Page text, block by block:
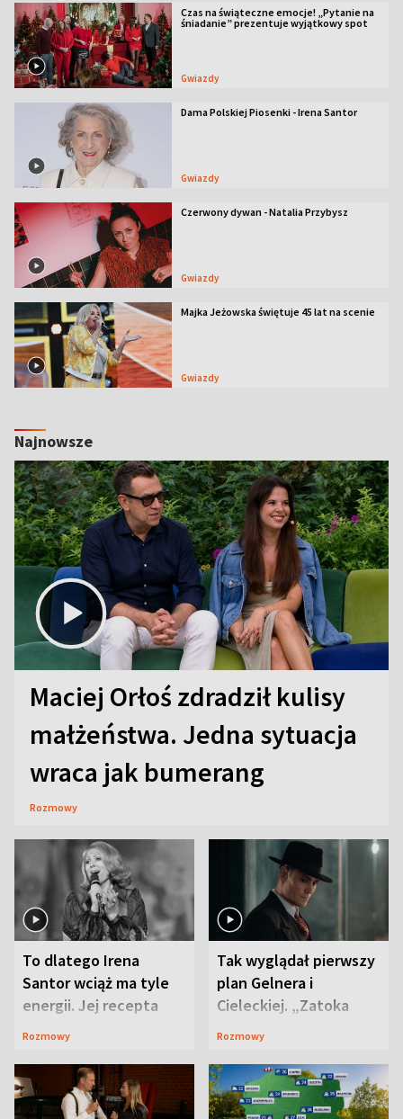
Czas na świąteczne emocje! „Pytanie na
śniadanie” prezentuje wyjątkowy spot
Gwiazdy
Dama Polskiej Piosenki - Irena Santor
Gwiazdy
Czerwony dywan - Natalia Przybysz
Gwiazdy
Majka Jeżowska świętuje 45 lat na scenie
Gwiazdy
Najnowsze
Maciej Orłoś zdradził kulisy
małżeństwa. Jedna sytuacja
wraca jak bumerang
Rozmowy
To dlatego Irena
Santor wciąż ma tyle
energii. Jej recepta
jest zaskakująco
Rozmowy
Tak wyglądał pierwszy
plan Gelnera i
Cieleckiej. „Zatoka
szpiegów” od razu ich
Rozmowy